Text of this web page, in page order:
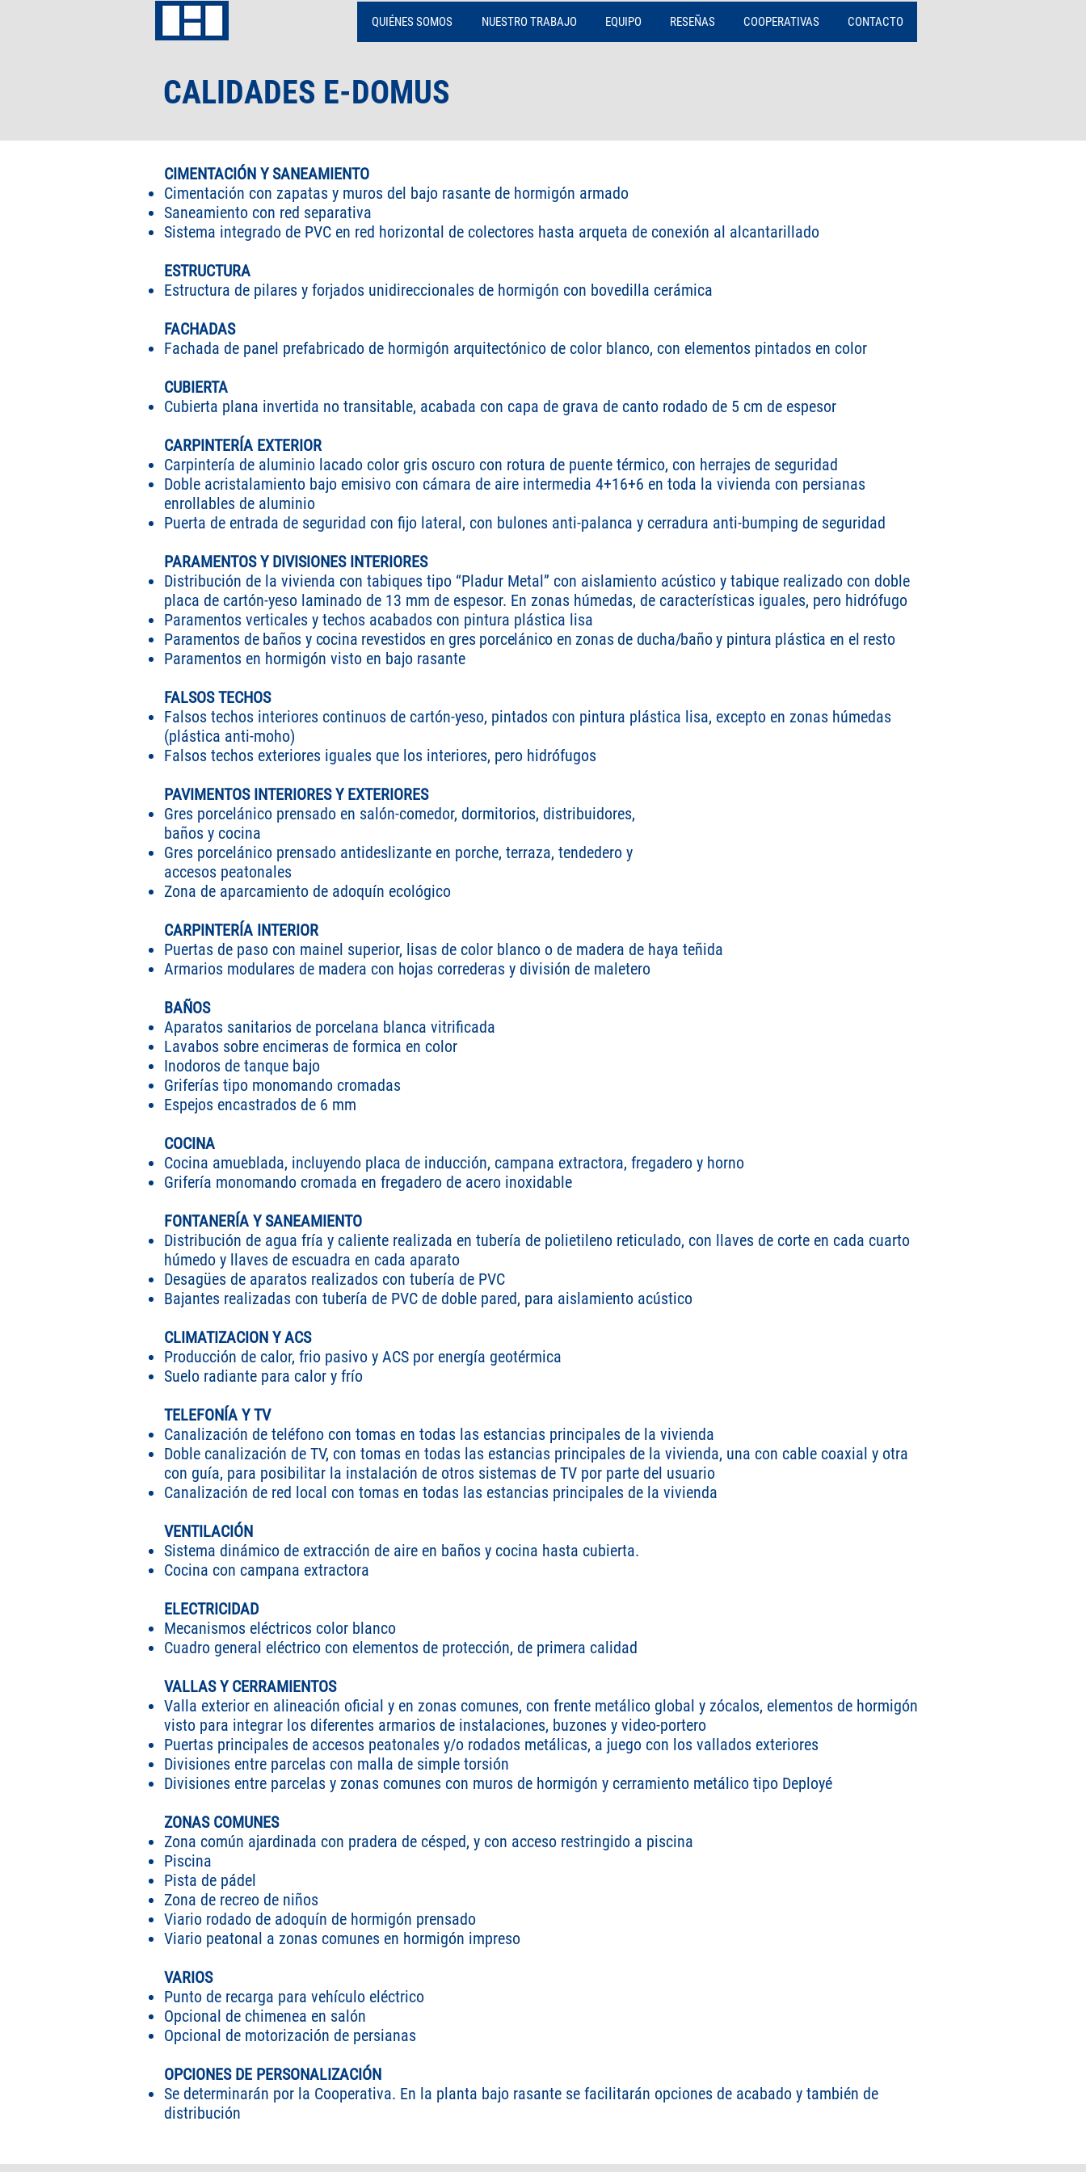
QUIÉNES SOMOS NUESTRO TRABAJO EQUIPO RESEÑAS COOPERATIVAS CONTACTO
CALIDADES E-DOMUS
CIMENTACIÓN Y SANEAMIENTO
Cimentación con zapatas y muros del bajo rasante de hormigón armado
Saneamiento con red separativa
Sistema integrado de PVC en red horizontal de colectores hasta arqueta de conexión al alcantarillado
ESTRUCTURA
Estructura de pilares y forjados unidireccionales de hormigón con bovedilla cerámica
FACHADAS
Fachada de panel prefabricado de hormigón arquitectónico de color blanco, con elementos pintados en color
CUBIERTA
Cubierta plana invertida no transitable, acabada con capa de grava de canto rodado de 5 cm de espesor
CARPINTERÍA EXTERIOR
Carpintería de aluminio lacado color gris oscuro con rotura de puente térmico, con herrajes de seguridad
Doble acristalamiento bajo emisivo con cámara de aire intermedia 4+16+6 en toda la vivienda con persianas
enrollables de aluminio
Puerta de entrada de seguridad con fijo lateral, con bulones anti-palanca y cerradura anti-bumping de seguridad
PARAMENTOS Y DIVISIONES INTERIORES
Distribución de la vivienda con tabiques tipo “Pladur Metal” con aislamiento acústico y tabique realizado con doble
placa de cartón-yeso laminado de 13 mm de espesor. En zonas húmedas, de características iguales, pero hidrófugo
Paramentos verticales y techos acabados con pintura plástica lisa
Paramentos de baños y cocina revestidos en gres porcelánico en zonas de ducha/baño y pintura plástica en el resto
Paramentos en hormigón visto en bajo rasante
FALSOS TECHOS
Falsos techos interiores continuos de cartón-yeso, pintados con pintura plástica lisa, excepto en zonas húmedas
(plástica anti-moho)
Falsos techos exteriores iguales que los interiores, pero hidrófugos
PAVIMENTOS INTERIORES Y EXTERIORES
Gres porcelánico prensado en salón-comedor, dormitorios, distribuidores,
baños y cocina
Gres porcelánico prensado antideslizante en porche, terraza, tendedero y
accesos peatonales
Zona de aparcamiento de adoquín ecológico
CARPINTERÍA INTERIOR
Puertas de paso con mainel superior, lisas de color blanco o de madera de haya teñida
Armarios modulares de madera con hojas correderas y división de maletero
BAÑOS
Aparatos sanitarios de porcelana blanca vitrificada
Lavabos sobre encimeras de formica en color
Inodoros de tanque bajo
Griferías tipo monomando cromadas
Espejos encastrados de 6 mm
COCINA
Cocina amueblada, incluyendo placa de inducción, campana extractora, fregadero y horno
Grifería monomando cromada en fregadero de acero inoxidable
FONTANERÍA Y SANEAMIENTO
Distribución de agua fría y caliente realizada en tubería de polietileno reticulado, con llaves de corte en cada cuarto
húmedo y llaves de escuadra en cada aparato
Desagües de aparatos realizados con tubería de PVC
Bajantes realizadas con tubería de PVC de doble pared, para aislamiento acústico
CLIMATIZACION Y ACS
Producción de calor, frio pasivo y ACS por energía geotérmica
Suelo radiante para calor y frío
TELEFONÍA Y TV
Canalización de teléfono con tomas en todas las estancias principales de la vivienda
Doble canalización de TV, con tomas en todas las estancias principales de la vivienda, una con cable coaxial y otra
con guía, para posibilitar la instalación de otros sistemas de TV por parte del usuario
Canalización de red local con tomas en todas las estancias principales de la vivienda
VENTILACIÓN
Sistema dinámico de extracción de aire en baños y cocina hasta cubierta.
Cocina con campana extractora
ELECTRICIDAD
Mecanismos eléctricos color blanco
Cuadro general eléctrico con elementos de protección, de primera calidad
VALLAS Y CERRAMIENTOS
Valla exterior en alineación oficial y en zonas comunes, con frente metálico global y zócalos, elementos de hormigón
visto para integrar los diferentes armarios de instalaciones, buzones y video-portero
Puertas principales de accesos peatonales y/o rodados metálicas, a juego con los vallados exteriores
Divisiones entre parcelas con malla de simple torsión
Divisiones entre parcelas y zonas comunes con muros de hormigón y cerramiento metálico tipo Deployé
ZONAS COMUNES
Zona común ajardinada con pradera de césped, y con acceso restringido a piscina
Piscina
Pista de pádel
Zona de recreo de niños
Viario rodado de adoquín de hormigón prensado
Viario peatonal a zonas comunes en hormigón impreso
VARIOS
Punto de recarga para vehículo eléctrico
Opcional de chimenea en salón
Opcional de motorización de persianas
OPCIONES DE PERSONALIZACIÓN
Se determinarán por la Cooperativa. En la planta bajo rasante se facilitarán opciones de acabado y también de
distribución